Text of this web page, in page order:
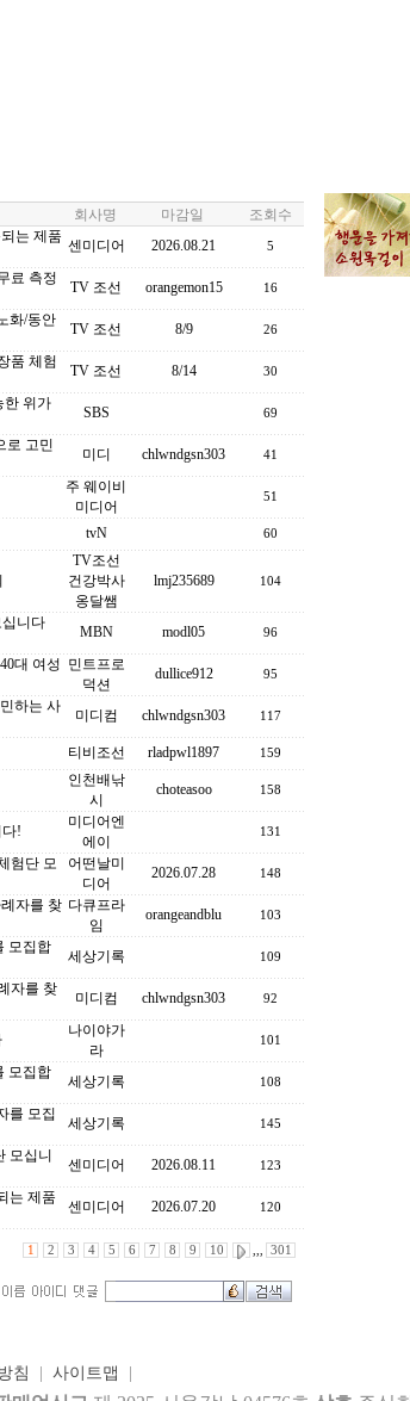
회사명 마감일 조회수
는 제품
센미디어 2026.08.21 5
료 측정
TV 조선 orangemon15 16
화/동안
TV 조선 8/9 26
품 체험
TV 조선 8/14 30
한 위가
SBS 69
로 고민
미디 chlwndgsn303 41
주 웨이비
미디어
51
tvN 60
TV조선
건강박사
옹달쌤
lmj235689 104
니다
MBN modl05 96
대 여성 민트프로
덕션
dullice912 95
하는 사
미디컴 chlwndgsn303 117
티비조선 rladpwl1897 159
인천배낚
시
choteasoo 158
!
미디어엔
에이
131
험단 모
어떤날미
디어
2026.07.28 148
자를 찾 다큐프라
임
orangeandblu 103
모집합
세상기록 109
자를 찾
미디컴 chlwndgsn303 92
나이야가
라
101
모집합
세상기록 108
를 모집
세상기록 145
모십니
센미디어 2026.08.11 123
는 제품
센미디어 2026.07.20 120
1 2 3 4 5 6 7 8 9 10 ,,, 301
침 사이트맵